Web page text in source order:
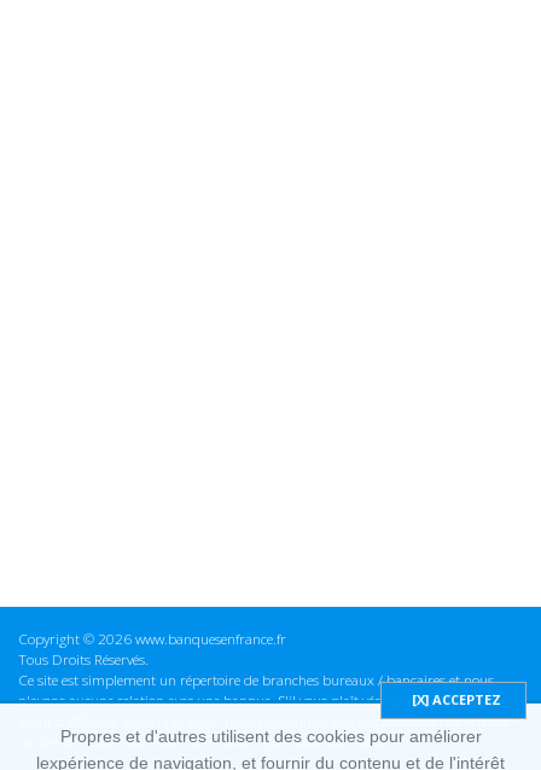
Copyright © 2026 www.banquesenfrance.fr
Tous Droits Réservés.
Ce site est simplement un répertoire de branches bureaux / bancaires et nous
n'avons aucune relation avec une banque. S'il vous plaît vérifier ces informations
avant d'effectuer toute opération, nous ne sommes pas responsables des erreurs
ou des omissions dans les informations que nous fournissons.
Propres et d'autres utilisent des cookies pour améliorer
lexpérience de navigation, et fournir du contenu et de l'intérêt